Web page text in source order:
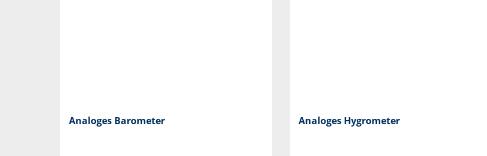
Analoges Barometer Analoges Hygrometer